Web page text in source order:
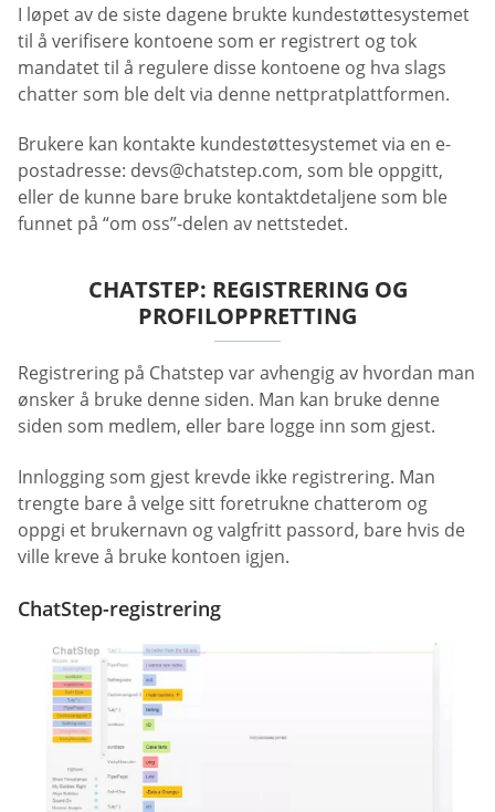
I løpet av de siste dagene brukte kundestøttesystemet
til å verifisere kontoene som er registrert og tok
mandatet til å regulere disse kontoene og hva slags
chatter som ble delt via denne nettpratplattformen.
Brukere kan kontakte kundestøttesystemet via en e-
postadresse: devs@chatstep.com, som ble oppgitt,
eller de kunne bare bruke kontaktdetaljene som ble
funnet på “om oss”-delen av nettstedet.
CHATSTEP: REGISTRERING OG
PROFILOPPRETTING
Registrering på Chatstep var avhengig av hvordan man
ønsker å bruke denne siden. Man kan bruke denne
siden som medlem, eller bare logge inn som gjest.
Innlogging som gjest krevde ikke registrering. Man
trengte bare å velge sitt foretrukne chatterom og
oppgi et brukernavn og valgfritt passord, bare hvis de
ville kreve å bruke kontoen igjen.
ChatStep-registrering